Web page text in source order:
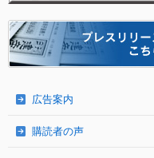
広告案内
購読者の声